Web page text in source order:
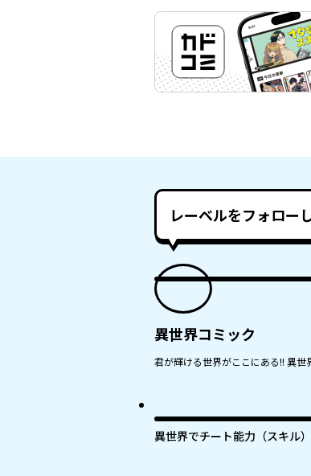
レーベルをフォロー
異世界コミック
君が輝ける世界がここにある!! 異世
異世界でチート能力（スキル